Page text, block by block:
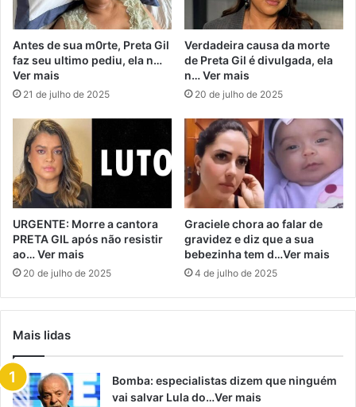
Antes de sua m0rte, Preta Gil
faz seu ultimo pediu, ela n…
Ver mais
21 de julho de 2025
Verdadeira causa da morte
de Preta Gil é divulgada, ela
n… Ver mais
20 de julho de 2025
URGENTE: Morre a cantora
PRETA GIL após não resistir
ao… Ver mais
20 de julho de 2025
Graciele chora ao falar de
gravidez e diz que a sua
bebezinha tem d…Ver mais
4 de julho de 2025
Mais lidas
Bomba: especialistas dizem que ninguém
vai salvar Lula do…Ver mais